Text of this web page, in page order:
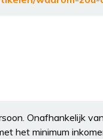
Onafhankelijk
het minimum